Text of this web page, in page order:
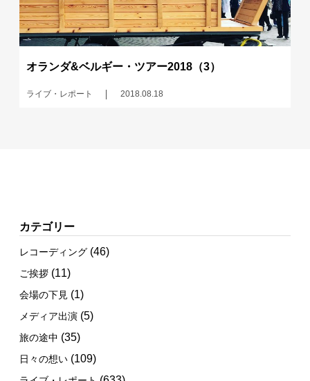
オランダ&ベルギー・ツアー2018（3）
ライブ・レポート 2018.08.18
カテゴリー
レコーディング (46)
ご挨拶 (11)
会場の下見 (1)
メディア出演 (5)
旅の途中 (35)
日々の想い (109)